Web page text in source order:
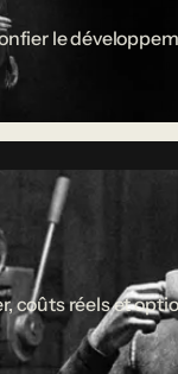
le
réels et